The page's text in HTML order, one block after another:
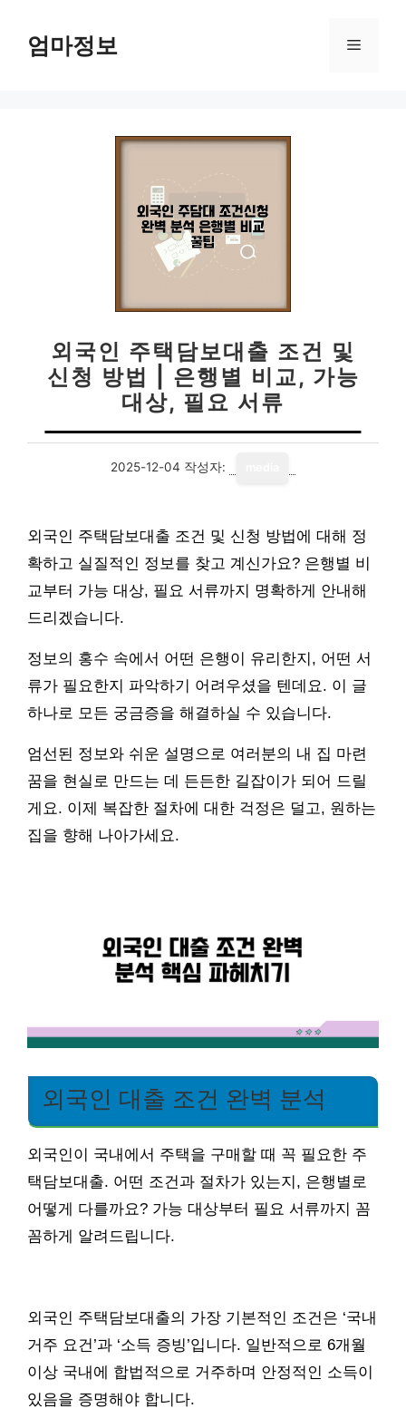
엄마정보 메
외국인 주택담보대출 조건 및
신청 방법 | 은행별 비교, 가능
대상, 필요 서류
2025-12-04 작성자:
외국인 주택담보대출 조건 및 신청 방법에 대해 정
확하고 실질적인 정보를 찾고 계신가요? 은행별 비
교부터 가능 대상, 필요 서류까지 명확하게 안내해
드리겠습니다.
정보의 홍수 속에서 어떤 은행이 유리한지, 어떤 서
류가 필요한지 파악하기 어려우셨을 텐데요. 이 글
하나로 모든 궁금증을 해결하실 수 있습니다.
엄선된 정보와 쉬운 설명으로 여러분의 내 집 마련
꿈을 현실로 만드는 데 든든한 길잡이가 되어 드릴
게요. 이제 복잡한 절차에 대한 걱정은 덜고, 원하는
집을 향해 나아가세요.
외국인 대출 조건 완벽 분석
외국인이 국내에서 주택을 구매할 때 꼭 필요한 주
택담보대출. 어떤 조건과 절차가 있는지, 은행별로
어떻게 다를까요? 가능 대상부터 필요 서류까지 꼼
꼼하게 알려드립니다.
외국인 주택담보대출의 가장 기본적인 조건은 ‘국내
거주 요건’과 ‘소득 증빙’입니다. 일반적으로 6개월
이상 국내에 합법적으로 거주하며 안정적인 소득이
있음을 증명해야 합니다.